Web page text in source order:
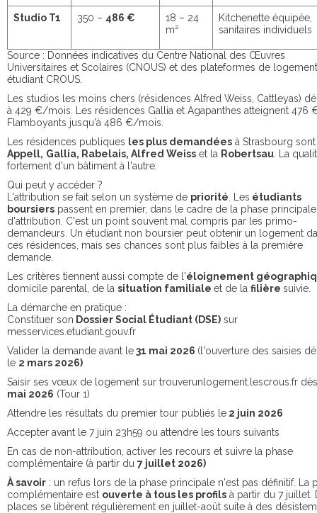
Studio T1 350 – 486 €
18 – 24
m²
Kitchenette équipée,
sanitaires individuels
Source : Données indicatives du Centre National des Œuvres
Universitaires et Scolaires (CNOUS) et des plateformes de logement
étudiant CROUS.
Les studios les moins chers (résidences Alfred Weiss, Cattleyas)
à 429 €/mois. Les résidences Gallia et Agapanthes atteignent 476
Flamboyants jusqu'à 486 €/mois.
Les résidences publiques les plus demandées à Strasbourg
Appell, Gallia, Rabelais, Alfred Weiss et la Robertsau . La
fortement d'un bâtiment à l'autre.
Qui peut y accéder ?
L'attribution se fait selon un système de priorité . Les étudiants
boursiers passent en premier, dans le cadre de la phase principale
d'attribution. C'est un point souvent mal compris par les primo-
demandeurs. Un étudiant non boursier peut obtenir un logement
ces résidences, mais ses chances sont plus faibles à la première
demande.
Les critères tiennent aussi compte de l'éloignement
domicile parental, de la situation familiale et de la filière suivie.
La démarche en pratique :
Constituer son Dossier Social Étudiant (DSE) sur
messervices.etudiant.gouv.fr
Valider la demande avant le31 mai 2026 (l'ouverture des saisies
le 2 mars 2026)
Saisir ses vœux de logement sur trouverunlogement.lescrous.fr
mai 2026 (Tour 1)
Attendre les résultats du premier tour publiés le 2 juin 2026
Accepter avant le 7 juin 23h59 ou attendre les tours suivants
En cas de non-attribution, activer les recours et suivre la phase
complémentaire (à partir du 7 juillet 2026)
À savoir : un refus lors de la phase principale n'est pas définitif. La
complémentaire est ouverte à tous les profils à partir du 7 juillet.
places se libèrent régulièrement en juillet-août suite à des